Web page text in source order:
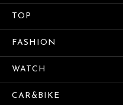
TOP
FASHION
WATCH
CAR&BIKE